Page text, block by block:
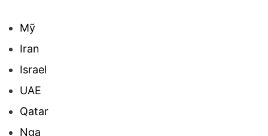
Mỹ
Iran
Israel
UAE
Qatar
Nga